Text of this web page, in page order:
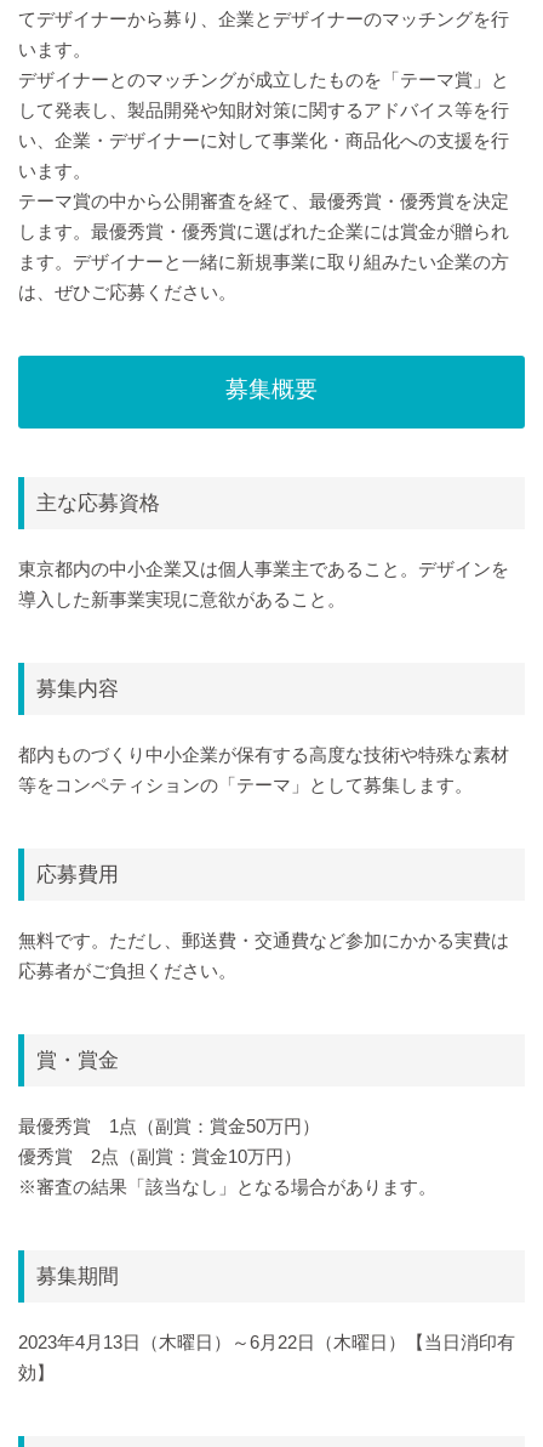
てデザイナーから募り、企業とデザイナーのマッチングを行
います。
デザイナーとのマッチングが成立したものを「テーマ賞」と
して発表し、製品開発や知財対策に関するアドバイス等を行
い、企業・デザイナーに対して事業化・商品化への支援を行
います。
テーマ賞の中から公開審査を経て、最優秀賞・優秀賞を決定
します。最優秀賞・優秀賞に選ばれた企業には賞金が贈られ
ます。デザイナーと一緒に新規事業に取り組みたい企業の方
は、ぜひご応募ください。
募集概要
主な応募資格
東京都内の中小企業又は個人事業主であること。デザインを
導入した新事業実現に意欲があること。
募集内容
都内ものづくり中小企業が保有する高度な技術や特殊な素材
等をコンペティションの「テーマ」として募集します。
応募費用
無料です。ただし、郵送費・交通費など参加にかかる実費は
応募者がご負担ください。
賞・賞金
最優秀賞 1点（副賞：賞金50万円）
優秀賞 2点（副賞：賞金10万円）
※審査の結果「該当なし」となる場合があります。
募集期間
2023年4月13日（木曜日）～6月22日（木曜日）【当日消印有
効】